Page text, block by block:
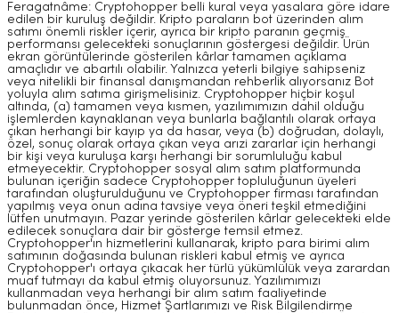
Feragatnâme: Cryptohopper belli kural veya yasalara göre idare
edilen bir kuruluş değildir. Kripto paraların bot üzerinden alım
satımı önemli riskler içerir, ayrıca bir kripto paranın geçmiş
performansı gelecekteki sonuçlarının göstergesi değildir. Ürün
ekran görüntülerinde gösterilen kârlar tamamen açıklama
amaçlıdır ve abartılı olabilir. Yalnızca yeterli bilgiye sahipseniz
veya nitelikli bir finansal danışmandan rehberlik alıyorsanız Bot
yoluyla alım satıma girişmelisiniz. Cryptohopper hiçbir koşul
altında, (a) tamamen veya kısmen, yazılımımızın dahil olduğu
işlemlerden kaynaklanan veya bunlarla bağlantılı olarak ortaya
çıkan herhangi bir kayıp ya da hasar, veya (b) doğrudan, dolaylı,
özel, sonuç olarak ortaya çıkan veya arızi zararlar için herhangi
bir kişi veya kuruluşa karşı herhangi bir sorumluluğu kabul
etmeyecektir. Cryptohopper sosyal alım satım platformunda
bulunan içeriğin sadece Cryptohopper topluluğunun üyeleri
tarafından oluşturulduğunu ve Cryptohopper firması tarafından
yapılmış veya onun adına tavsiye veya öneri teşkil etmediğini
lütfen unutmayın. Pazar yerinde gösterilen kârlar gelecekteki elde
edilecek sonuçlara dair bir gösterge temsil etmez.
Cryptohopper'ın hizmetlerini kullanarak, kripto para birimi alım
satımının doğasında bulunan riskleri kabul etmiş ve ayrıca
Cryptohopper'ı ortaya çıkacak her türlü yükümlülük veya zarardan
muaf tutmayı da kabul etmiş oluyorsunuz. Yazılımımızı
kullanmadan veya herhangi bir alım satım faaliyetinde
bulunmadan önce, Hizmet Şartlarımızı ve Risk Bilgilendirme